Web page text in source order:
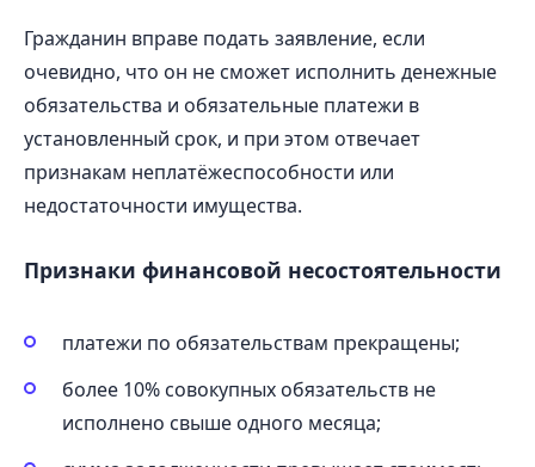
Гражданин вправе подать заявление, если
очевидно, что он не сможет исполнить денежные
обязательства и обязательные платежи в
установленный срок, и при этом отвечает
признакам неплатёжеспособности или
недостаточности имущества.
Признаки финансовой несостоятельности
платежи по обязательствам прекращены;
более 10% совокупных обязательств не
исполнено свыше одного месяца;